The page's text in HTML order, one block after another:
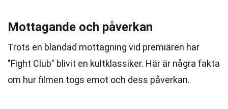
Mottagande och påverkan
Trots en blandad mottagning vid premiären har
"Fight Club" blivit en kultklassiker. Här är några fakta
om hur filmen togs emot och dess påverkan.